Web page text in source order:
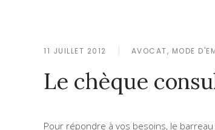
11 JUILLET 2012 AVOCAT, MODE
Le chèque
Pour répondre à vos besoins, le